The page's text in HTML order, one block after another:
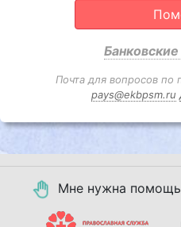
Почта для вопросов
pays@ekbpsm.ru
Мне нужна помощь